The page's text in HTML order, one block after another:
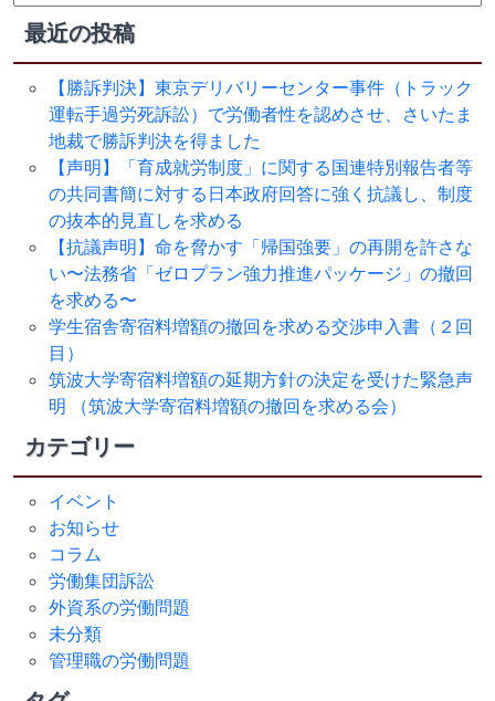
索:
最近の投稿
【勝訴判決】東京デリバリーセンター事件（トラック
運転手過労死訴訟）で労働者性を認めさせ、さいたま
地裁で勝訴判決を得ました
【声明】「育成就労制度」に関する国連特別報告者等
の共同書簡に対する日本政府回答に強く抗議し、制度
の抜本的見直しを求める
【抗議声明】命を脅かす「帰国強要」の再開を許さな
い〜法務省「ゼロプラン強力推進パッケージ」の撤回
を求める〜
学生宿舎寄宿料増額の撤回を求める交渉申入書（２回
目）
筑波大学寄宿料増額の延期方針の決定を受けた緊急声
明 （筑波大学寄宿料増額の撤回を求める会）
カテゴリー
イベント
お知らせ
コラム
労働集団訴訟
外資系の労働問題
未分類
管理職の労働問題